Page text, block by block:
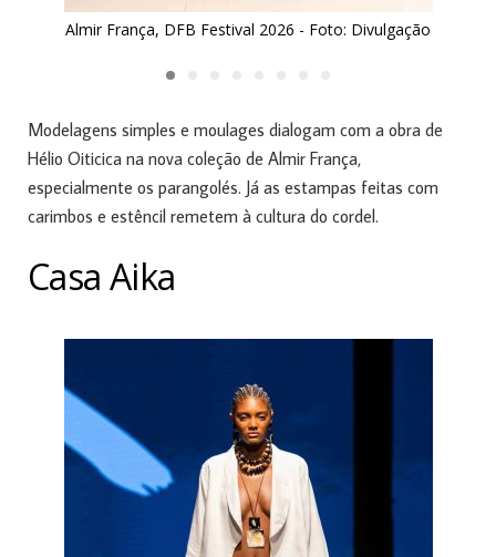
Almir França, DFB Festival 2026 - Foto: Divulgação
Modelagens simples e moulages dialogam com a obra de
Hélio Oiticica na nova coleção de Almir França,
especialmente os parangolés. Já as estampas feitas com
carimbos e estêncil remetem à cultura do cordel.
Casa Aika